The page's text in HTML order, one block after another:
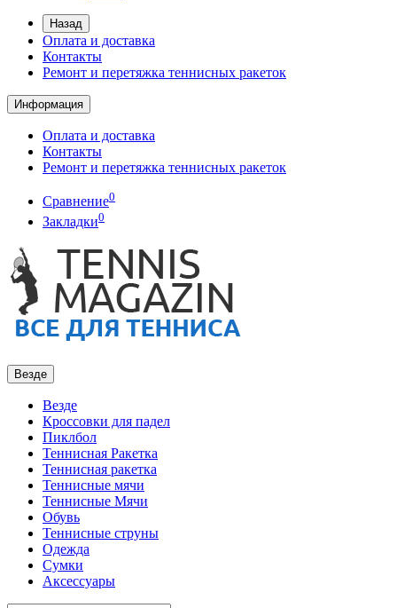
Назад
Оплата и доставка
Контакты
Ремонт и перетяжка теннисных ракеток
Информация
Оплата и доставка
Контакты
Ремонт и перетяжка теннисных ракеток
Сравнение0
Закладки0
Везде
Везде
Кроссовки для падел
Пиклбол
Теннисная Ракетка
Теннисная ракетка
Теннисные мячи
Теннисные Мячи
Обувь
Теннисные струны
Одежда
Сумки
Аксессуары